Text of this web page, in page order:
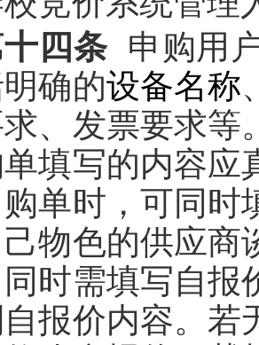
四条 申购用
确的设备名称
、发票要求等
填写的内容应
单时，可同时
物色的供应商
时需填写自报
报价内容。若